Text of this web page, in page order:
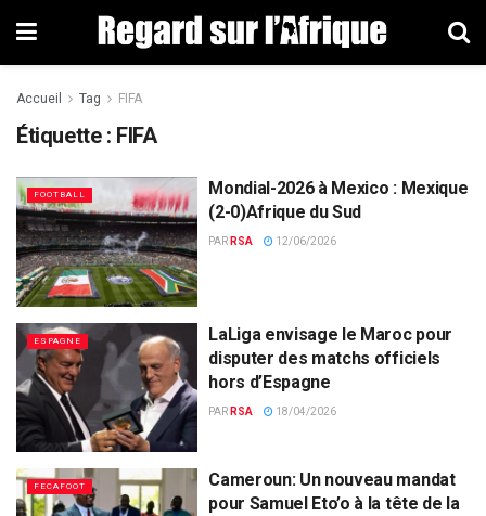
Accueil Tag FIFA
Étiquette : FIFA
FOOTBALL
Mondial-2026 à Mexico : Mexique
(2-0)Afrique du Sud
PAR RSA 12/06/2026
ESPAGNE
LaLiga envisage le Maroc pour
disputer des matchs officiels
hors d’Espagne
PAR RSA 18/04/2026
FECAFOOT
Cameroun: Un nouveau mandat
pour Samuel Eto’o à la tête de la